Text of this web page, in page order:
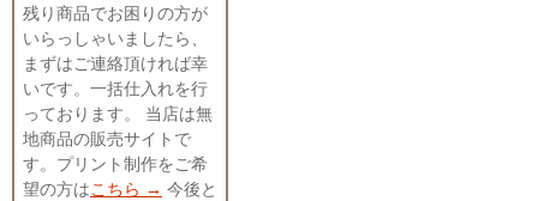
残り商品でお困りの方が
いらっしゃいましたら、
まずはご連絡頂ければ幸
いです。一括仕入れを行
っております。 当店は無
地商品の販売サイトで
す。プリント制作をご希
望の方はこちら → 今後と